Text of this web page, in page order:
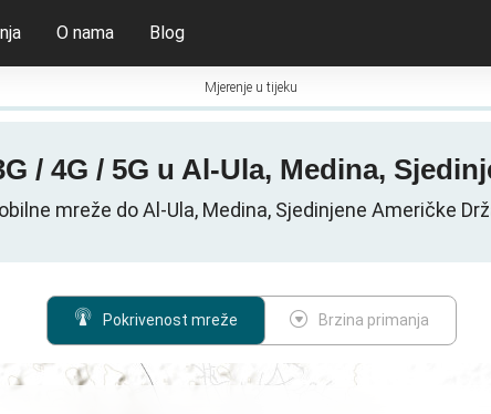
O nama Blog
Mjerenje u tijeku
/ 4G / 5G u Al-Ula, Medina,
mreže do Al-Ula, Medina, Sjedinjene Američke
Pokrivenost mreže Brzina primanja